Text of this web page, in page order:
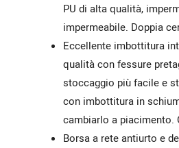
PU di alta qualità,
impermeabile. Doppia
Eccellente imbottitura
qualità con fessure
stoccaggio più facile e
con imbottitura in
cambiarlo a piacimento.
Borsa a rete antiurto e